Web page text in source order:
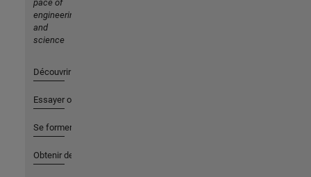
pace of
engineering
and
science
Découvrir les produits
Essayer ou acheter
Se former
Obtenir de l'aide